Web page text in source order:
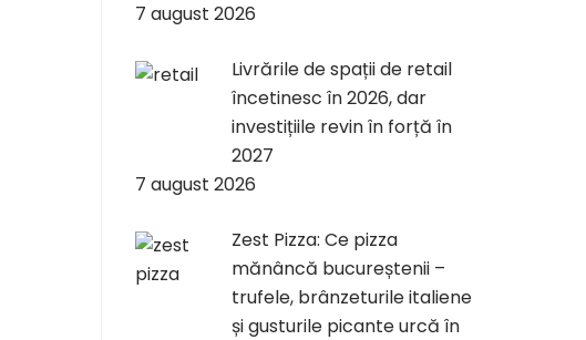
7 august 2026
Livrările de spații de retail
încetinesc în 2026, dar
investițiile revin în forță în
2027
7 august 2026
Zest Pizza: Ce pizza
mănâncă bucureștenii –
trufele, brânzeturile italiene
și gusturile picante urcă în